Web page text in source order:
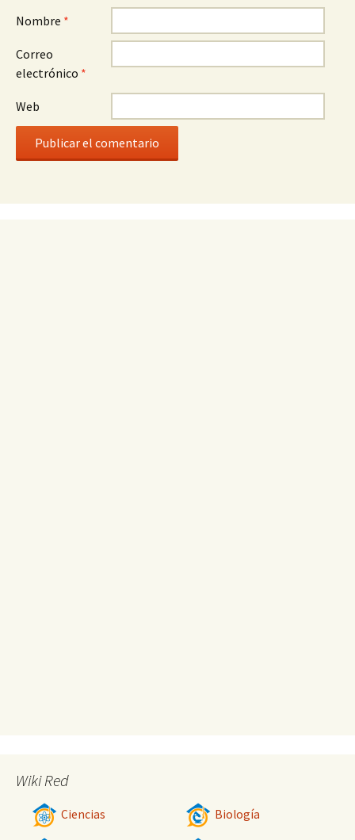
Nombre *
Correo
electrónico *
Web
Wiki Red
Ciencias Biología